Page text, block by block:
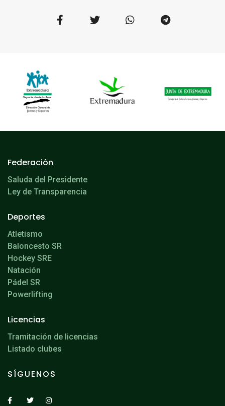
Federación
Saluda del Presidente
Ley de Transparencia
Deportes
Atletismo
Baloncesto SR
Hockey SRE
Natación
Pádel SR
Powerlifting
Licencias
Tramitación de licencias
Listado clubes
SÍGUENOS